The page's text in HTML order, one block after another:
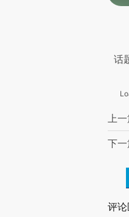
话
上
下
评论